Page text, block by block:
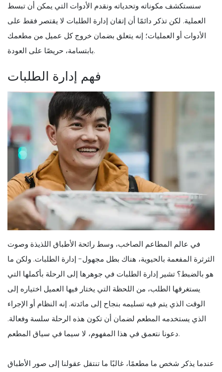
سنستكشف مكوناته وتحدياته ونقدم الأدوات التي يمكن أن تبسط
العملية. لكن تذكر دائمًا أن إتقان إدارة الطلبات لا يقتصر فقط على
الأدوات أو العمليات؛ إنه يتعلق بضمان خروج كل عميل من مطعمك
بابتسامة، حريصًا على العودة.
فهم إدارة الطلبات
في عالم المطاعم الصاخب، وسط رائحة الأطباق اللذيذة وصوت
الثرثرة المفعمة بالحيوية، هناك بطل مجهول- إدارة الطلبات. ولكن ما
هو بالضبط؟ تشير إدارة الطلبات في جوهرها إلى الرحلة بأكملها التي
يستغرقها الطلب، من اللحظة التي يختار فيها العميل اختياره إلى
الوقت الذي يتم فيه تسليمه بنجاح إلى مائدته. إنه النظام أو الإجراء
الذي يستخدمه المطعم لضمان أن تكون هذه الرحلة سلسة وفعالة.
دعونا نتعمق في هذا المفهوم، لا سيما في سياق المطعم.
عندما يذكر شخص ما مطعمًا، غالبًا ما تنتقل عقولنا إلى صور الأطباق